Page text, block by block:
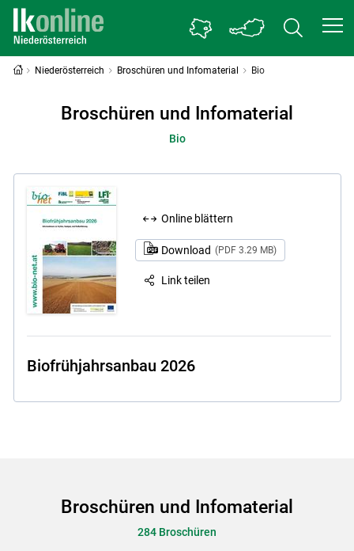
Niederösterreich Broschüren und Infomaterial Bio
Broschüren und Infomaterial
Bio
Online blättern
Download (PDF 3.29 MB)
Link teilen
Biofrühjahrsanbau 2026
Broschüren und Infomaterial
284 Broschüren